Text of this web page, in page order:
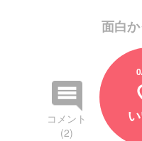
面白
コメント
(2)
0